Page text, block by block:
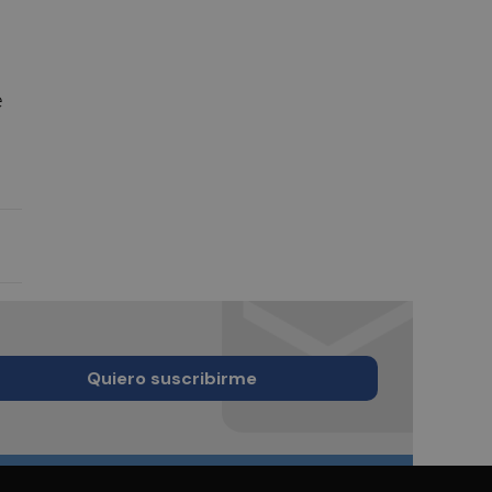
Quiero suscribirme